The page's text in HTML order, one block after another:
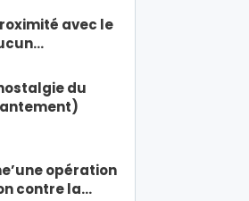
avec le
du
opération
contre la…